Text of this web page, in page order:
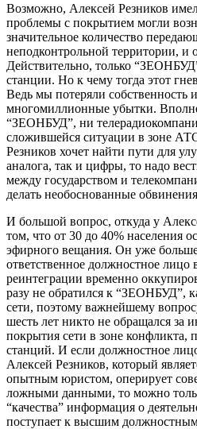
Возможно, Алексей Резников
проблемы с покрытием могли
значительное количество
неподконтрольной территории, и
Действительно, только
станции. Но к чему тогда этот
Ведь мы потеряли собственность
многомиллионные убытки.
“ЗЕОНБУД”, ни
сложившейся ситуации в зоне
Резников хочет найти пути для
аналога, так и цифры, то надо
между государством и
делать необоснованные
И большой вопрос, откуда у
том, что от 30 до 40% населения
эфирного вещания. Он уже больше
ответственное должностное лицо
реинтеграции временно
разу не обратился к “ЗЕОНБУД”,
сети, поэтому важнейшему
шесть лет никто не обращался за
покрытия сети в зоне конфликта,
станций. И если должностное
Алексей Резников, который
опытным юристом, оперирует
ложными данными, то можно
“качества” информация о
поступает к высшим